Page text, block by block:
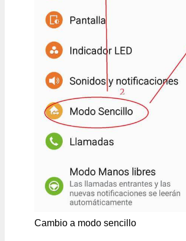
Cambio a modo sencillo